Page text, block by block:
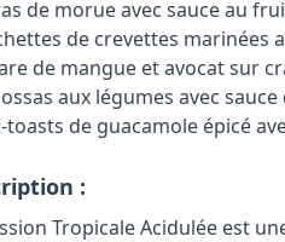
de morue avec sauce au
de crevettes marinées
de mangue et avocat sur
aux légumes avec
toasts de guacamole épicé
:
Tropicale Acidulée est